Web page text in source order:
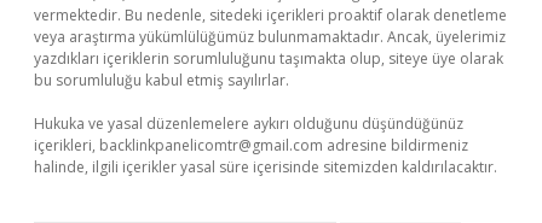
vermektedir. Bu nedenle, sitedeki içerikleri proaktif olarak denetleme
veya araştırma yükümlülüğümüz bulunmamaktadır. Ancak, üyelerimiz
yazdıkları içeriklerin sorumluluğunu taşımakta olup, siteye üye olarak
bu sorumluluğu kabul etmiş sayılırlar.
Hukuka ve yasal düzenlemelere aykırı olduğunu düşündüğünüz
içerikleri, backlinkpanelicomtr@gmail.com adresine bildirmeniz
halinde, ilgili içerikler yasal süre içerisinde sitemizden kaldırılacaktır.